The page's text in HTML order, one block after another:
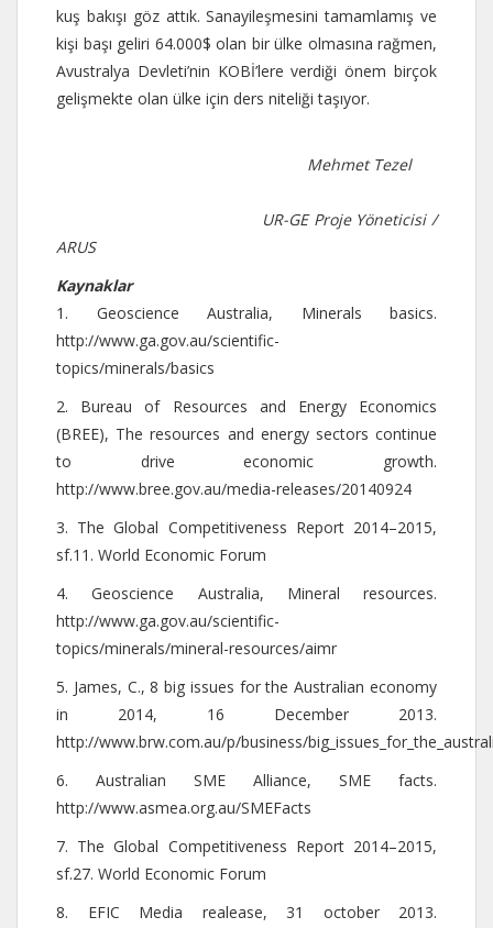
kuş bakışı göz attık. Sanayileşmesini tamamlamış ve
kişi başı geliri 64.000$ olan bir ülke olmasına rağmen,
Avustralya Devleti’nin KOBİ’lere verdiği önem birçok
gelişmekte olan ülke için ders niteliği taşıyor.
Mehmet Tezel
UR-GE Proje Yöneticisi /
ARUS
Kaynaklar
1. Geoscience Australia, Minerals basics.
http://www.ga.gov.au/scientific-
topics/minerals/basics
2. Bureau of Resources and Energy Economics
(BREE), The resources and energy sectors continue
to drive economic growth.
http://www.bree.gov.au/media-releases/20140924
3. The Global Competitiveness Report 2014–2015,
sf.11. World Economic Forum
4. Geoscience Australia, Mineral resources.
http://www.ga.gov.au/scientific-
topics/minerals/mineral-resources/aimr
5. James, C., 8 big issues for the Australian economy
in 2014, 16 December 2013.
http://www.brw.com.au/p/business/
6. Australian SME Alliance, SME facts.
http://www.asmea.org.au/SMEFacts
7. The Global Competitiveness Report 2014–2015,
sf.27. World Economic Forum
8. EFIC Media realease, 31 october 2013.